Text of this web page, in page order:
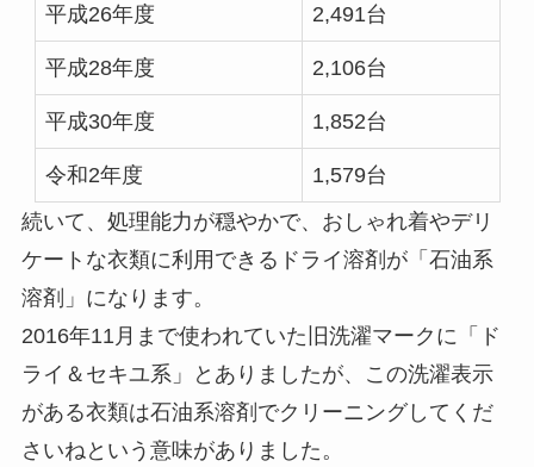
平成26年度 2,491台
平成28年度 2,106台
平成30年度 1,852台
令和2年度
1,579台
続いて、処理能力が穏やかで、おしゃれ着やデリ
ケートな衣類に利用できるドライ溶剤が「石油系
溶剤」になります。
2016年11月まで使われていた旧洗濯マークに「ド
ライ＆セキユ系」とありましたが、この洗濯表示
がある衣類は石油系溶剤でクリーニングしてくだ
さいねという意味がありました。